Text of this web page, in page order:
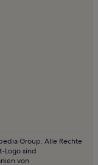
Dolça
Group. Alle Rechte
Logo sind
von